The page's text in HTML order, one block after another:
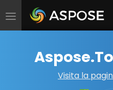
Attiva/disattiva
Visita la